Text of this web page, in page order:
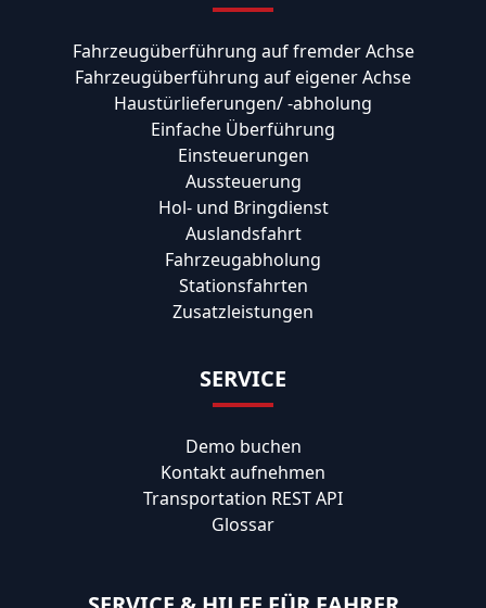
Fahrzeugüberführung auf fremder Achse
Fahrzeugüberführung auf eigener Achse
Haustürlieferungen/ -abholung
Einfache Überführung
Einsteuerungen
Aussteuerung
Hol- und Bringdienst
Auslandsfahrt
Fahrzeugabholung
Stationsfahrten
Zusatzleistungen
SERVICE
Demo buchen
Kontakt aufnehmen
Transportation REST API
Glossar